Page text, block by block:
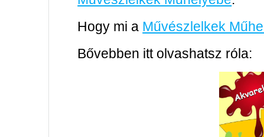
Hogy mi a Művészlelkek
Bővebben itt olvashatsz róla: